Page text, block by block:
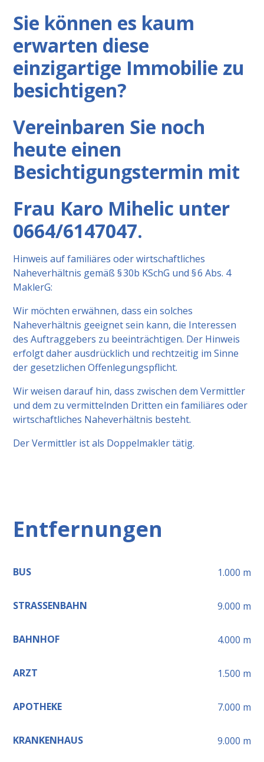
Sie können es kaum
erwarten diese
einzigartige Immobilie zu
besichtigen?
Vereinbaren Sie noch
heute einen
Besichtigungstermin mit
Frau Karo Mihelic unter
0664/6147047.
Hinweis auf familiäres oder wirtschaftliches
Naheverhältnis gemäß § 30b KSchG und § 6 Abs. 4
MaklerG:
Wir möchten erwähnen, dass ein solches
Naheverhältnis geeignet sein kann, die Interessen
des Auftraggebers zu beeinträchtigen. Der Hinweis
erfolgt daher ausdrücklich und rechtzeitig im Sinne
der gesetzlichen Offenlegungspflicht.
Wir weisen darauf hin, dass zwischen dem Vermittler
und dem zu vermittelnden Dritten ein familiäres oder
wirtschaftliches Naheverhältnis besteht.
Der Vermittler ist als Doppelmakler tätig.
Entfernungen
BUS 1.000 m
STRASSENBAHN 9.000 m
BAHNHOF 4.000 m
ARZT 1.500 m
APOTHEKE 7.000 m
KRANKENHAUS 9.000 m